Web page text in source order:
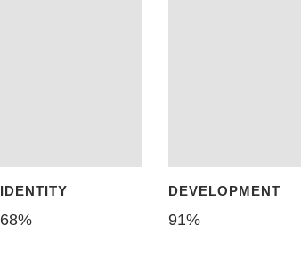
IDENTITY
68%
DEVELOPMENT
91%